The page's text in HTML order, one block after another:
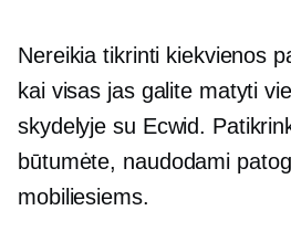
Nereikia tikrinti kiekvienos
kai visas jas galite matyti
skydelyje su Ecwid.
būtumėte, naudodami
mobiliesiems.